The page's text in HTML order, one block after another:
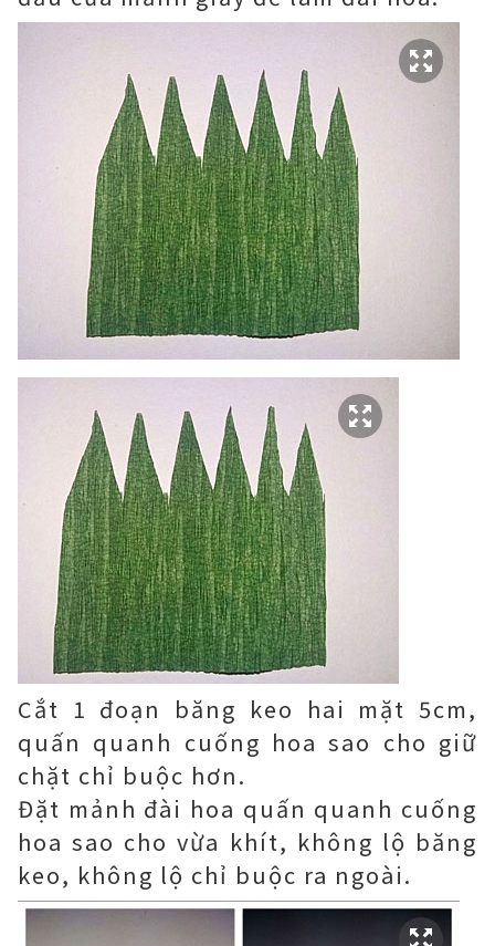
Cắt 1 đoạn băng keo hai mặt 5cm,
quấn quanh cuống hoa sao cho giữ
chặt chỉ buộc hơn.
Đặt mảnh đài hoa quấn quanh cuống
hoa sao cho vừa khít, không lộ băng
keo, không lộ chỉ buộc ra ngoài.